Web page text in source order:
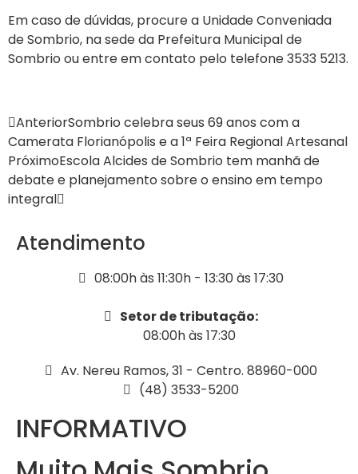
Em caso de dúvidas, procure a Unidade Conveniada
de Sombrio, na sede da Prefeitura Municipal de
Sombrio ou entre em contato pelo telefone 3533 5213.
AnteriorSombrio celebra seus 69 anos com a
Camerata Florianópolis e a 1ª Feira Regional Artesanal
PróximoEscola Alcides de Sombrio tem manhã de
debate e planejamento sobre o ensino em tempo
integral
Atendimento
08:00h às 11:30h - 13:30 às 17:30
Setor de tributação:
08:00h às 17:30
Av. Nereu Ramos, 31 - Centro. 88960-000
(48) 3533-5200
INFORMATIVO